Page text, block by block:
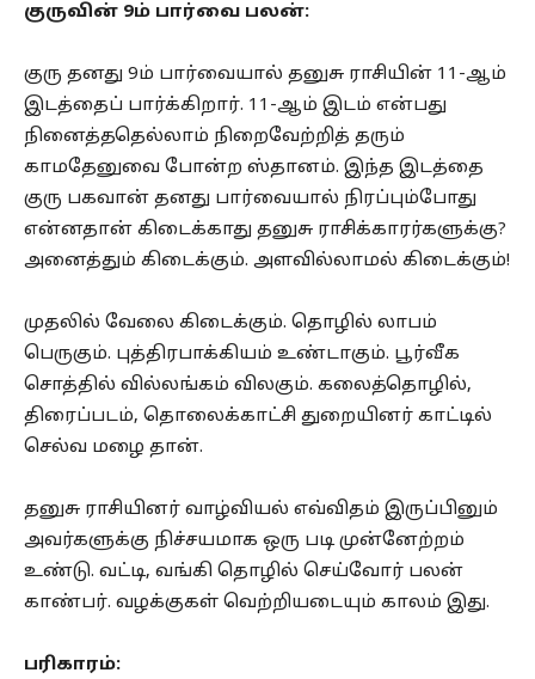
குருவின் 9ம் பார்வை பலன்:
குரு தனது 9ம் பார்வையால் தனுசு ராசியின் 11-ஆம்
இடத்தைப் பார்க்கிறார். 11-ஆம் இடம் என்பது
நினைத்ததெல்லாம் நிறைவேற்றித் தரும்
காமதேனுவை போன்ற ஸ்தானம். இந்த இடத்தை
குரு பகவான் தனது பார்வையால் நிரப்பும்போது
என்னதான் கிடைக்காது தனுசு ராசிக்காரர்களுக்கு?
அனைத்தும் கிடைக்கும். அளவில்லாமல் கிடைக்கும்!
முதலில் வேலை கிடைக்கும். தொழில் லாபம்
பெருகும். புத்திரபாக்கியம் உண்டாகும். பூர்வீக
சொத்தில் வில்லங்கம் விலகும். கலைத்தொழில்,
திரைப்படம், தொலைக்காட்சி துறையினர் காட்டில்
செல்வ மழை தான்.
தனுசு ராசியினர் வாழ்வியல் எவ்விதம் இருப்பினும்
அவர்களுக்கு நிச்சயமாக ஒரு படி முன்னேற்றம்
உண்டு. வட்டி, வங்கி தொழில் செய்வோர் பலன்
காண்பர். வழக்குகள் வெற்றியடையும் காலம் இது.
பரிகாரம்: